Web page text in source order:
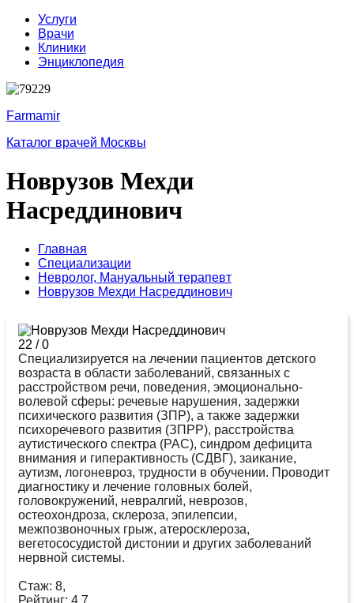
Услуги
Врачи
Клиники
Энциклопедия
Farmamir
Каталог врачей Москвы
Новрузов Мехди
Насреддинович
Главная
Специализации
Невролог, Мануальный терапевт
Новрузов Мехди Насреддинович
22 /0
Специализируется на лечении пациентов детского
возраста в области заболеваний, связанных с
расстройством речи, поведения, эмоционально-
волевой сферы: речевые нарушения, задержки
психического развития (ЗПР), а также задержки
психоречевого развития (ЗПРР), расстройства
аутистического спектра (РАС), синдром дефицита
внимания и гиперактивность (СДВГ), заикание,
аутизм, логоневроз, трудности в обучении. Проводит
диагностику и лечение головных болей,
головокружений, невралгий, неврозов,
остеохондроза, склероза, эпилепсии,
межпозвоночных грыж, атеросклероза,
вегетососудистой дистонии и других заболеваний
нервной системы.
Стаж: 8,
Рейтинг: 4.7,